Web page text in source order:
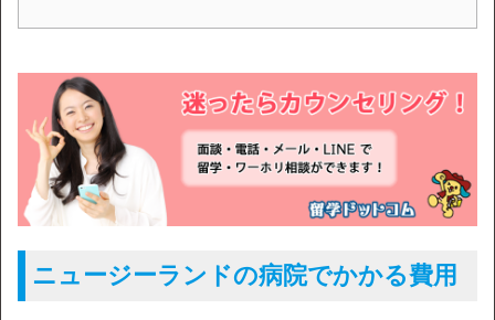
ニュージーランドの病院でかかる費用